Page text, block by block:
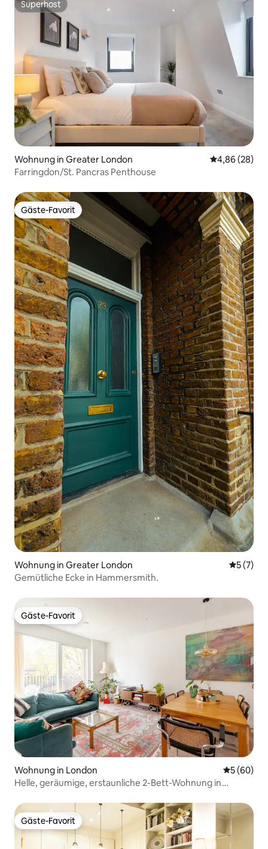
Superhost
Superhost
Wohnung in Greater London
4,86 (28)
Farringdon/St. Pancras Penthouse
Gäste-Favorit
Gäste-Favorit
Wohnung in Greater London
5 (7)
Gemütliche Ecke in Hammersmith.
Gäste-Favorit
Gäste-Favorit
Wohnung in London
5 (60)
Helle, geräumige, erstaunliche 2-Bett-Wohnung in
Gäste-Favorit
Gäste-Favorit